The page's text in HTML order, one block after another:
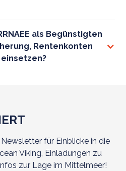
als Begünstigten
Rentenkonten
für Einblicke in die
Viking, Einladungen zu
zur Lage im Mittelmeer!